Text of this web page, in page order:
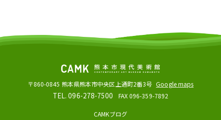
〒860-0845 熊本県熊本市中央区上通町2番3号 Google maps
TEL. 096-278-7500 FAX 096-359-7892
CAMKブログ